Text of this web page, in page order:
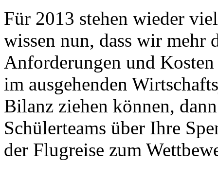
Für 2013 stehen wieder
wissen nun, dass wir mehr
Anforderungen und
im ausgehenden
Bilanz ziehen können,
Schülerteams über Ihre
der Flugreise zum